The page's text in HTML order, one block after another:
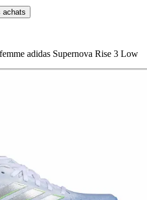
achats
adidas Supernova Rise 3 Low